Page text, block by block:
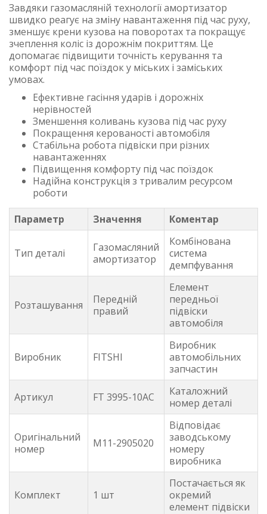
Завдяки газомасляній технології амортизатор
швидко реагує на зміну навантаження під час руху,
зменшує крени кузова на поворотах та покращує
зчеплення коліс із дорожнім покриттям. Це
допомагає підвищити точність керування та
комфорт під час поїздок у міських і заміських
умовах.
Ефективне гасіння ударів і дорожніх
нерівностей
Зменшення коливань кузова під час руху
Покращення керованості автомобіля
Стабільна робота підвіски при різних
навантаженнях
Підвищення комфорту під час поїздок
Надійна конструкція з тривалим ресурсом
роботи
Параметр
Значення Коментар
Тип деталі
Газомасляний
амортизатор
Комбінована
система
демпфування
Розташування
Передній
правий
Елемент
передньої
підвіски
автомобіля
Виробник FITSHI
Виробник
автомобільних
запчастин
Артикул FT 3995-10AC
Каталожний
номер деталі
Оригінальний
номер
M11-2905020
Відповідає
заводському
номеру
виробника
Комплект 1 шт
Постачається як
окремий
елемент підвіски